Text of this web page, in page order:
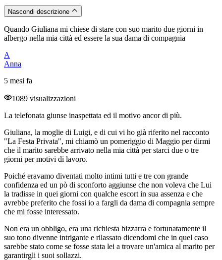
Nascondi descrizione
Quando Giuliana mi chiese di stare con suo marito due giorni in
albergo nella mia città ed essere la sua dama di compagnia
A
Anna
5 mesi fa
1089 visualizzazioni
La telefonata giunse inaspettata ed il motivo ancor di più.
Giuliana, la moglie di Luigi, e di cui vi ho già riferito nel racconto
"La Festa Privata", mi chiamò un pomeriggio di Maggio per dirmi
che il marito sarebbe arrivato nella mia città per starci due o tre
giorni per motivi di lavoro.
Poiché eravamo diventati molto intimi tutti e tre con grande
confidenza ed un pò di sconforto aggiunse che non voleva che Lui
la tradisse in quei giorni con qualche escort in sua assenza e che
avrebbe preferito che fossi io a fargli da dama di compagnia sempre
che mi fosse interessato.
Non era un obbligo, era una richiesta bizzarra e fortunatamente il
suo tono divenne intrigante e rilassato dicendomi che in quel caso
sarebbe stato come se fosse stata lei a trovare un'amica al marito per
garantirgli i suoi sollazzi.